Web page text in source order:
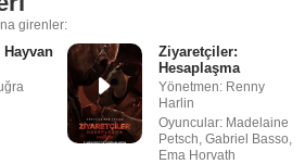
girenler:
Hayvan
Ziyaretçiler:
Hesaplaşma
Yönetmen: Renny
Harlin
Oyuncular: Madelaine
Petsch, Gabriel Basso,
Ema Horvath